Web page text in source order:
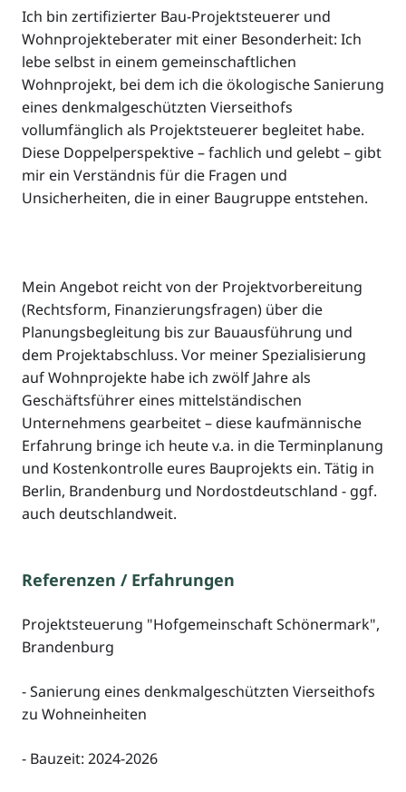
Ich bin zertifizierter Bau-Projektsteuerer und
Wohnprojekteberater mit einer Besonderheit: Ich
lebe selbst in einem gemeinschaftlichen
Wohnprojekt, bei dem ich die ökologische Sanierung
eines denkmalgeschützten Vierseithofs
vollumfänglich als Projektsteuerer begleitet habe.
Diese Doppelperspektive – fachlich und gelebt – gibt
mir ein Verständnis für die Fragen und
Unsicherheiten, die in einer Baugruppe entstehen.
Mein Angebot reicht von der Projektvorbereitung
(Rechtsform, Finanzierungsfragen) über die
Planungsbegleitung bis zur Bauausführung und
dem Projektabschluss. Vor meiner Spezialisierung
auf Wohnprojekte habe ich zwölf Jahre als
Geschäftsführer eines mittelständischen
Unternehmens gearbeitet – diese kaufmännische
Erfahrung bringe ich heute v.a. in die Terminplanung
und Kostenkontrolle eures Bauprojekts ein. Tätig in
Berlin, Brandenburg und Nordostdeutschland - ggf.
auch deutschlandweit.
Referenzen / Erfahrungen
Projektsteuerung "Hofgemeinschaft Schönermark",
Brandenburg
- Sanierung eines denkmalgeschützten Vierseithofs
zu Wohneinheiten
- Bauzeit: 2024-2026